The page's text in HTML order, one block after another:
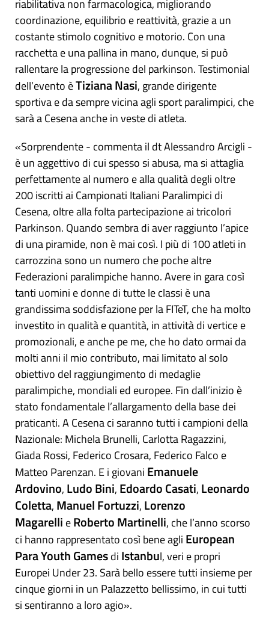
riabilitativa non farmacologica, migliorando
coordinazione, equilibrio e reattività, grazie a un
costante stimolo cognitivo e motorio. Con una
racchetta e una pallina in mano, dunque, si può
rallentare la progressione del parkinson. Testimonial
dell’evento èTiziana Nasi, grande dirigente
sportiva e da sempre vicina agli sport paralimpici, che
sarà a Cesena anche in veste di atleta.
«Sorprendente - commenta il dt Alessandro Arcigli -
è un aggettivo di cui spesso si abusa, ma si attaglia
perfettamente al numero e alla qualità degli oltre
200 iscritti ai Campionati Italiani Paralimpici di
Cesena, oltre alla folta partecipazione ai tricolori
Parkinson. Quando sembra di aver raggiunto l’apice
di una piramide, non è mai così. I più di 100 atleti in
carrozzina sono un numero che poche altre
Federazioni paralimpiche hanno. Avere in gara così
tanti uomini e donne di tutte le classi è una
grandissima soddisfazione per la FITeT, che ha molto
investito in qualità e quantità, in attività di vertice e
promozionali, e anche pe me, che ho dato ormai da
molti anni il mio contributo, mai limitato al solo
obiettivo del raggiungimento di medaglie
paralimpiche, mondiali ed europee. Fin dall’inizio è
stato fondamentale l’allargamento della base dei
praticanti. A Cesena ci saranno tutti i campioni della
Nazionale: Michela Brunelli, Carlotta Ragazzini,
Giada Rossi, Federico Crosara, Federico Falco e
Matteo Parenzan. E i giovani Emanuele
Ardovino, Ludo Bini, Edoardo Casati, Leonardo
Coletta, Manuel Fortuzzi, Lorenzo
Magarelli eRoberto Martinelli, che l’anno scorso
ci hanno rappresentato così bene agli European
Para Youth Gamesdi Istanbul, veri e propri
Europei Under 23. Sarà bello essere tutti insieme per
cinque giorni in un Palazzetto bellissimo, in cui tutti
si sentiranno a loro agio».